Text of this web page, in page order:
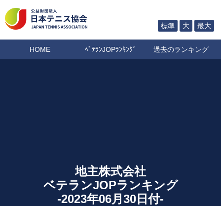
標準 大 最大
HOME ﾍﾞﾃﾗﾝJOPﾗﾝｷﾝｸﾞ 過去のランキング
地主株式会社
ベテランJOPランキング
-2023年06月30日付-